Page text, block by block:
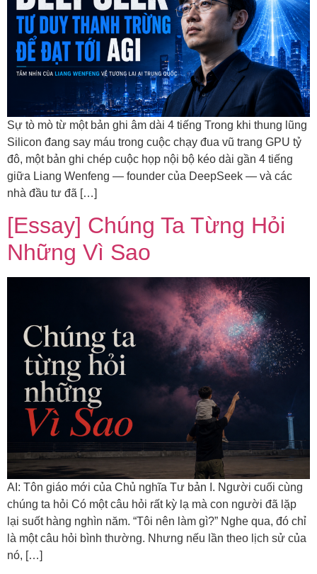
Sự tò mò từ một bản ghi âm dài 4 tiếng Trong khi thung lũng
Silicon đang say máu trong cuộc chạy đua vũ trang GPU tỷ
đô, một bản ghi chép cuộc họp nội bộ kéo dài gần 4 tiếng
giữa Liang Wenfeng — founder của DeepSeek — và các
nhà đầu tư đã […]
[Essay] Chúng Ta Từng Hỏi
Những Vì Sao
AI: Tôn giáo mới của Chủ nghĩa Tư bản I. Người cuối cùng
chúng ta hỏi Có một câu hỏi rất kỳ lạ mà con người đã lặp
lại suốt hàng nghìn năm. “Tôi nên làm gì?” Nghe qua, đó chỉ
là một câu hỏi bình thường. Nhưng nếu lần theo lịch sử của
nó, […]